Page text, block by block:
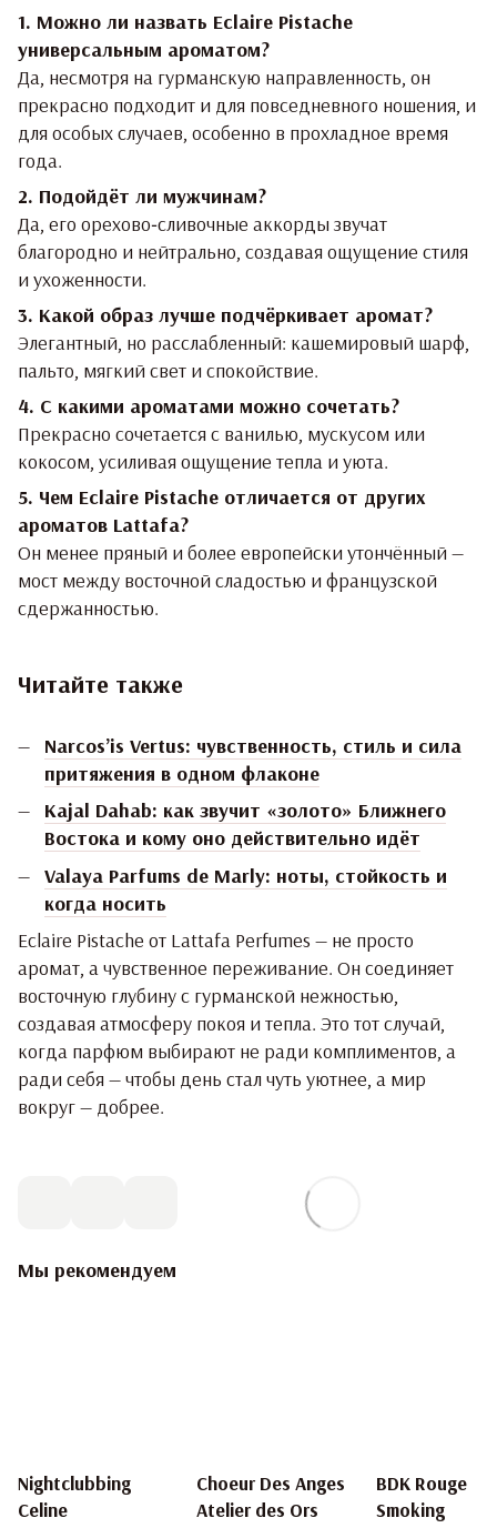
1. Можно ли назвать Eclaire Pistache
универсальным ароматом?
Да, несмотря на гурманскую направленность, он
прекрасно подходит и для повседневного ношения, и
для особых случаев, особенно в прохладное время
года.
2. Подойдёт ли мужчинам?
Да, его орехово‑сливочные аккорды звучат
благородно и нейтрально, создавая ощущение стиля
и ухоженности.
3. Какой образ лучше подчёркивает аромат?
Элегантный, но расслабленный: кашемировый шарф,
пальто, мягкий свет и спокойствие.
4. С какими ароматами можно сочетать?
Прекрасно сочетается с ванилью, мускусом или
кокосом, усиливая ощущение тепла и уюта.
5. Чем Eclaire Pistache отличается от других
ароматов Lattafa?
Он менее пряный и более европейски утончённый —
мост между восточной сладостью и французской
сдержанностью.
Читайте также
Narcos’is Vertus: чувственность, стиль и сила
притяжения в одном флаконе
Kajal Dahab: как звучит «золото» Ближнего
Востока и кому оно действительно идёт
Valaya Parfums de Marly: ноты, стойкость и
когда носить
Eclaire Pistache от Lattafa Perfumes — не просто
аромат, а чувственное переживание. Он соединяет
восточную глубину с гурманской нежностью,
создавая атмосферу покоя и тепла. Это тот случай,
когда парфюм выбирают не ради комплиментов, а
ради себя — чтобы день стал чуть уютнее, а мир
вокруг — добрее.
Мы рекомендуем
Nightclubbing
Celine
Choeur Des Anges
Atelier des Ors
BDK Rouge
Smoking